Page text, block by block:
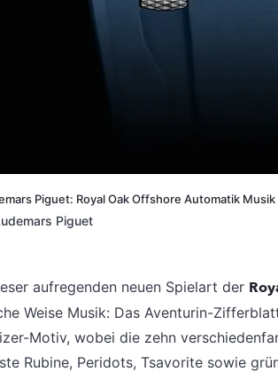
Piguet: Royal Oak Offshore Automatik Musik
Piguet
aufregenden neuen Spielart der
Weise Musik: Das Aventurin-
Motiv, wobei die zehn
Rubine, Peridots, Tsavorite sowie